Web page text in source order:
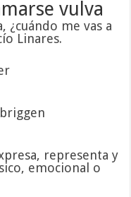
vulva
¿cuándo me vas a
Linares.
representa y
emocional o